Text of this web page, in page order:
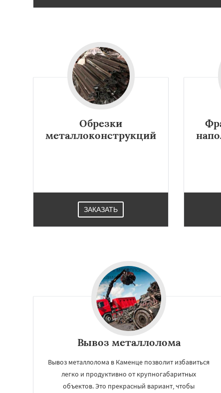
Обрезки
металлоконструкций
ЗАКАЗАТЬ
Вывоз металлолома
Вывоз металлолома в Каменце позволит избавиться
легко и продуктивно от крупногабаритных
объектов. Это прекрасный вариант, чтобы